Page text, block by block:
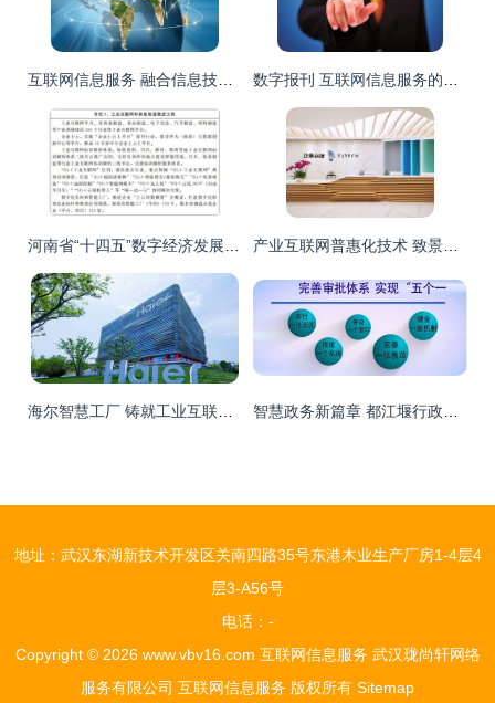
地址：武汉东湖新技术开发区关南四路35号东港木业生产厂房1-4层4
层3-A56号
电话：-
Copyright © 2026 www.vbv16.com 互联网信息服务 武汉珑尚轩网络
服务有限公司 互联网信息服务 版权所有 Sitemap